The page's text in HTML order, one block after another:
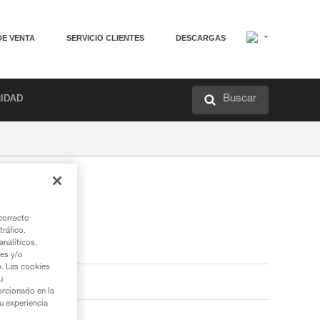
VENTA SERVICIO CLIENTES DESCARGAS
Buscar
y/o
Las cookies
en la
experiencia